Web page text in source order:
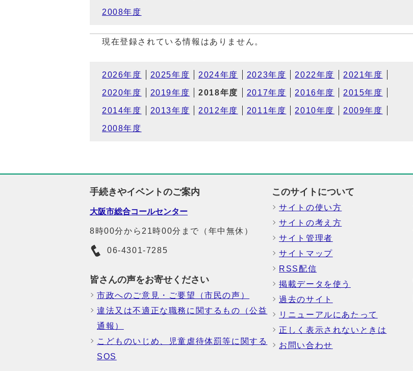
2008年度
現在登録されている情報はありません。
2026年度 2025年度 2024年度 2023年度 2022年度 2021年度
2020年度 2019年度 2018年度 2017年度 2016年度 2015年度
2014年度 2013年度 2012年度 2011年度 2010年度 2009年度
2008年度
手続きやイベントのご案内
大阪市総合コールセンター
8時00分から21時00分まで（年中無休）
06-4301-7285
皆さんの声をお寄せください
市政へのご意見・ご要望（市民の声）
違法又は不適正な職務に関するもの（公益
通報）
こどものいじめ、児童虐待体罰等に関する
SOS
このサイトについて
サイトの使い方
サイトの考え方
サイト管理者
サイトマップ
RSS配信
掲載データを使う
過去のサイト
リニューアルにあたって
正しく表示されないときは
お問い合わせ